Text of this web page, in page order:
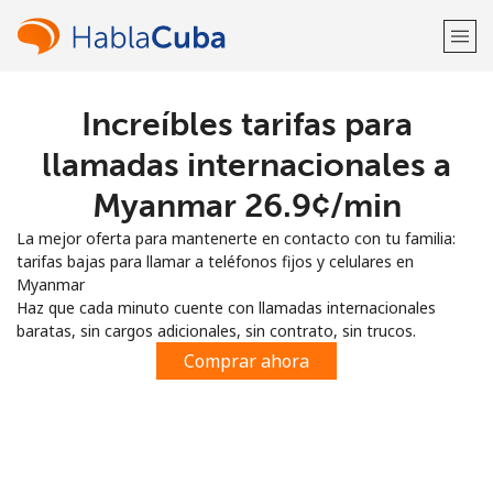
¡Bienvenido!
Regístrate con
o
Increíbles tarifas para
llamadas internacionales a
Myanmar ⁦26.9¢⁩/min
La mejor oferta para mantenerte en contacto con tu familia:
tarifas bajas para llamar a teléfonos fijos y celulares en
Myanmar
Haz que cada minuto cuente con llamadas internacionales
baratas, sin cargos adicionales, sin contrato, sin trucos.
Comprar ahora